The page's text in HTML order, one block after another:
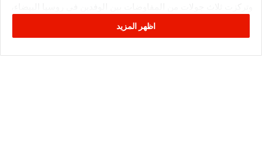
كانت أحدثها يوم الإثنين الماضي، بالأساس على القضايا الإنسانية،
وتمخضت عن فتح محدود لممرات أمام المدنيين الفارين من القتال.
اظهر المزيد